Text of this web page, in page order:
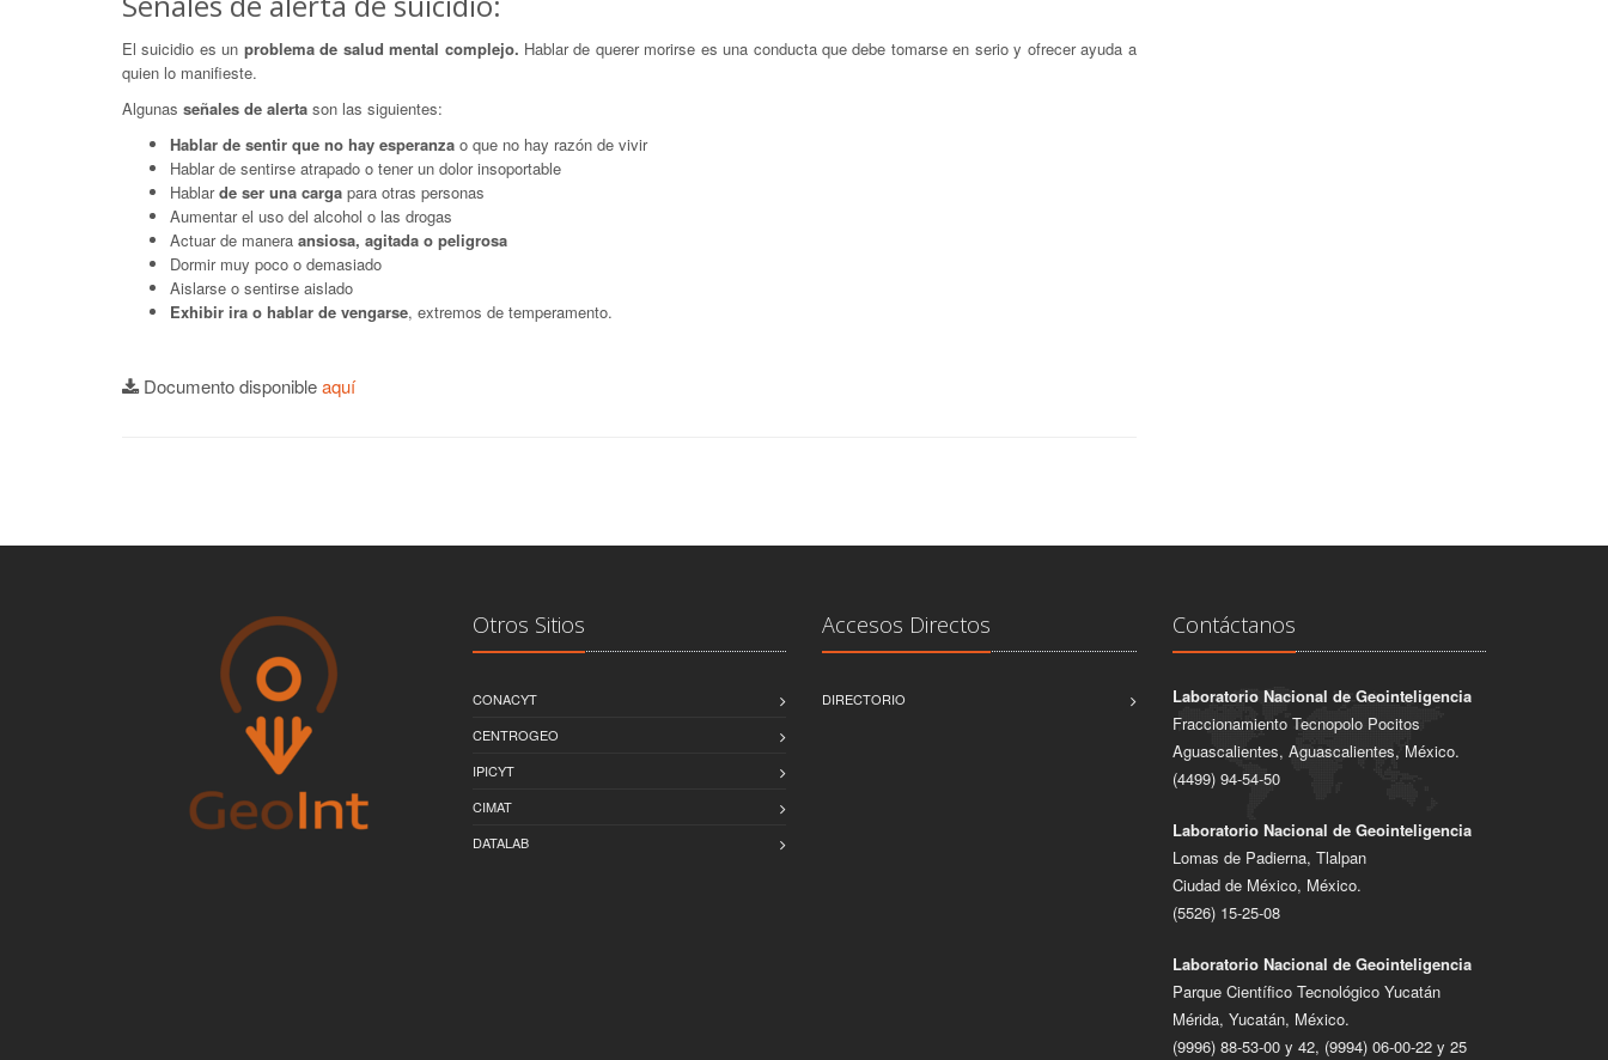
El suicidio es un problema de salud mental complejo. Hablar de querer morirse es una conducta que debe tomarse en serio y ofrecer ayuda a
quien lo manifieste.
Algunas señales de alerta son las siguientes:
Hablar de sentir que no hay esperanza o que no hay razón de vivir
Hablar de sentirse atrapado o tener un dolor insoportable
Hablarde ser una carga para otras personas
Aumentar el uso del alcohol o las drogas
Actuar de manera ansiosa, agitada o peligrosa
Dormir muy poco o demasiado
Aislarse o sentirse aislado
Exhibir ira o hablar de vengarse, extremos de temperamento.
Documento disponibleaquí
Otros Sitios
CONACYT
CENTROGEO
IPICYT
CIMAT
DATALAB
Accesos Directos
DIRECTORIO
Contáctanos
Laboratorio Nacional de Geointeligencia
Fraccionamiento Tecnopolo Pocitos
Aguascalientes, Aguascalientes, México.
(4499) 94-54-50
Laboratorio Nacional de Geointeligencia
Lomas de Padierna, Tlalpan
Ciudad de México, México.
(5526) 15-25-08
Laboratorio Nacional de Geointeligencia
Parque Científico Tecnológico Yucatán
Mérida, Yucatán, México.
(9996) 88-53-00 y 42, (9994) 06-00-22 y 25